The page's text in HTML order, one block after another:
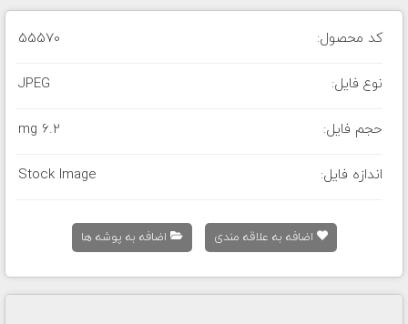
کد محصول: 55570
نوع فایل: JPEG
حجم فایل: 6.2 mg
اندازه فایل: Stock Image
اضافه به علاقه مندی اضافه به پوشه ها